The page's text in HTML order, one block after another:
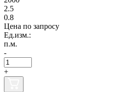
2.5
0.8
Цена по запросу
Ед.изм.:
п.м.
-
+